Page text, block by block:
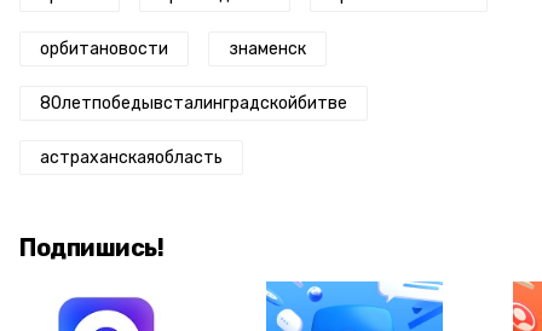
орбитановости знаменск
80летпобедывсталинградскойбитве
астраханскаяобласть
Подпишись!